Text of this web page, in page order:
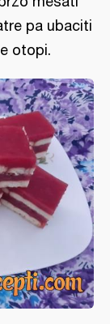
pa ubaciti
otopi.